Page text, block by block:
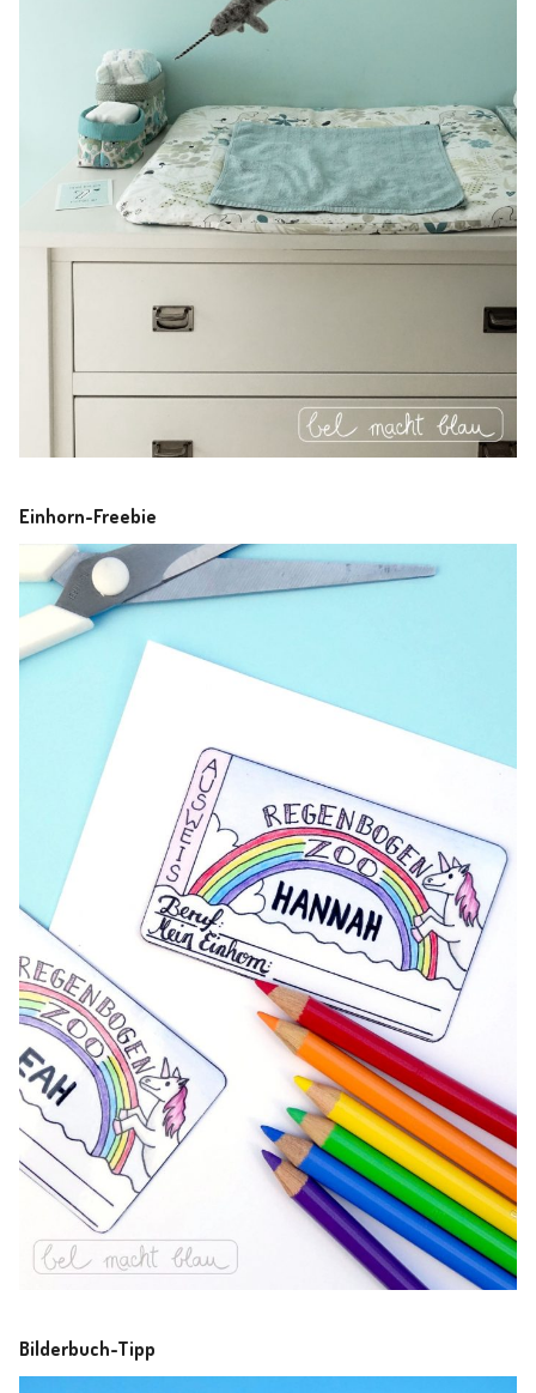
Einhorn-Freebie
Bilderbuch-Tipp